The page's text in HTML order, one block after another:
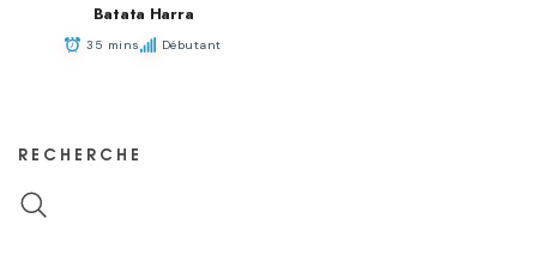
Batata Harra
35 mins Débutant
RECHERCHE